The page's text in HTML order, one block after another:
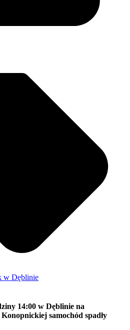
w Dęblinie
14:00 w Dęblinie na
samochód spadły